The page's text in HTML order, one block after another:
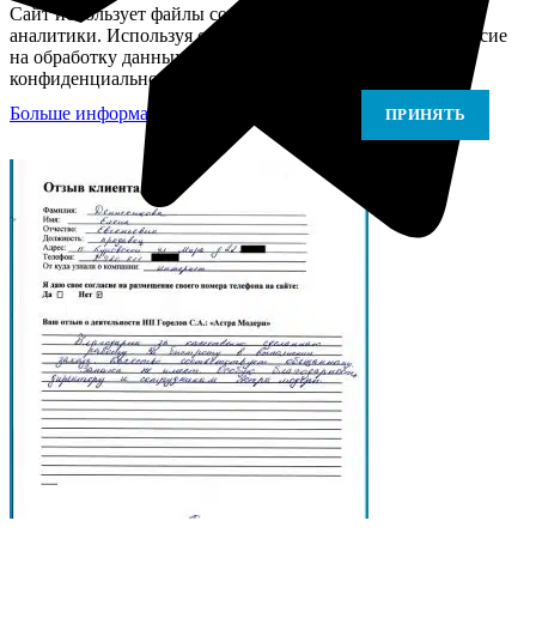
Сайт использует файлы cookie для персонализации и
аналитики. Используя сайт, вы подтверждаете своё согласие
на обработку данных в соответствии с Политикой
конфиденциальности.
Больше информации
ПРИНЯТЬ